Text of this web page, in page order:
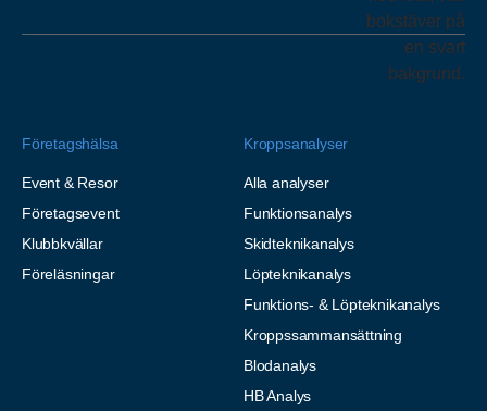
Företagshälsa
Event & Resor
Företagsevent
Klubbkvällar
Föreläsningar
Kroppsanalyser
Alla analyser
Funktionsanalys
Skidteknikanalys
Löpteknikanalys
Funktions- & Löpteknikanalys
Kroppssammansättning
Blodanalys
HB Analys